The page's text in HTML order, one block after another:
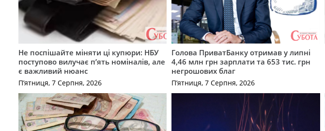
Не поспішайте міняти ці купюри: НБУ
поступово вилучає п’ять номіналів, але
є важливий нюанс
П’ятниця, 7 Серпня, 2026
Голова ПриватБанку отримав у липні
4,46 млн грн зарплати та 653 тис. грн
негрошових благ
П’ятниця, 7 Серпня, 2026